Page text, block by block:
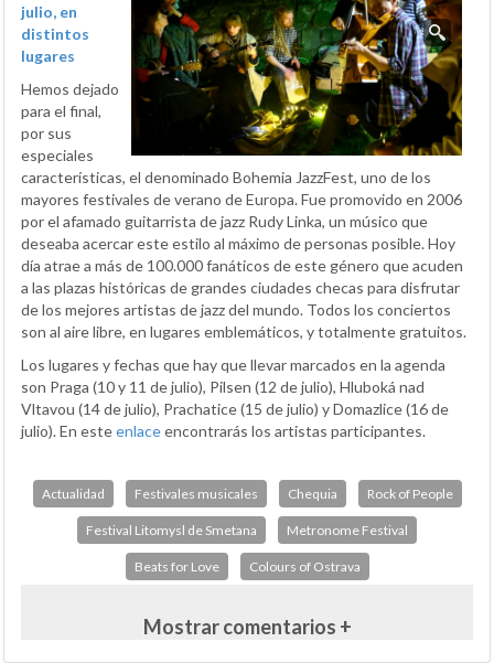
julio, en
distintos
lugares
Hemos dejado
para el final,
por sus
especiales
características, el denominado Bohemia JazzFest, uno de los
mayores festivales de verano de Europa. Fue promovido en 2006
por el afamado guitarrista de jazz Rudy Linka, un músico que
deseaba acercar este estilo al máximo de personas posible. Hoy
día atrae a más de 100.000 fanáticos de este género que acuden
a las plazas históricas de grandes ciudades checas para disfrutar
de los mejores artistas de jazz del mundo. Todos los conciertos
son al aire libre, en lugares emblemáticos, y totalmente gratuitos.
Los lugares y fechas que hay que llevar marcados en la agenda
son Praga (10 y 11 de julio), Pilsen (12 de julio), Hluboká nad
Vltavou (14 de julio), Prachatice (15 de julio) y Domazlice (16 de
julio). En esteenlaceencontrarás los artistas participantes.
Actualidad Festivales musicales Chequia Rock of People
Festival Litomysl de Smetana Metronome Festival
Beats for Love Colours of Ostrava
Mostrar comentarios +